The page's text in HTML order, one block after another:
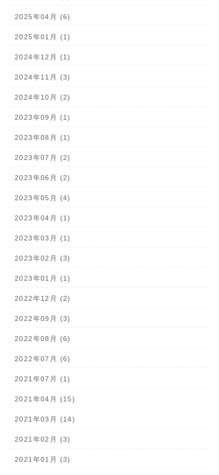
2025年04月 (6)
2025年01月 (1)
2024年12月 (1)
2024年11月 (3)
2024年10月 (2)
2023年09月 (1)
2023年08月 (1)
2023年07月 (2)
2023年06月 (2)
2023年05月 (4)
2023年04月 (1)
2023年03月 (1)
2023年02月 (3)
2023年01月 (1)
2022年12月 (2)
2022年09月 (3)
2022年08月 (6)
2022年07月 (6)
2021年07月 (1)
2021年04月 (15)
2021年03月 (14)
2021年02月 (3)
2021年01月 (3)